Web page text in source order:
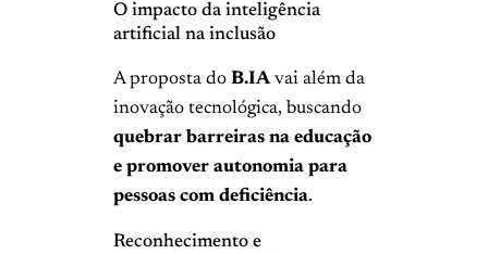
O impacto da inteligência
artificial na inclusão
A proposta do B.IAvai além da
inovação tecnológica, buscando
quebrar barreiras na educação
e promover autonomia para
pessoas com deficiência.
Reconhecimento e